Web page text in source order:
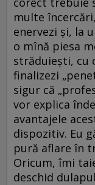
multe
enervezi şi, la
o mînă piesa
străduieşti, cu
finalizezi
sigur că
vor explica
avantajele
dispozitiv. Eu
pură aflare în
Oricum, îmi
deschid